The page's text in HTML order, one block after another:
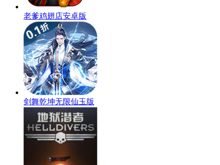
老爹鸡翅店安卓版
剑舞乾坤无限仙玉版